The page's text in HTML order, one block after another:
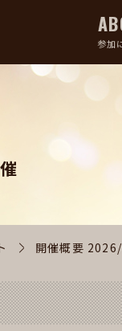
参加
開催概要